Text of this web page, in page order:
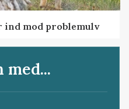
mod problemulv